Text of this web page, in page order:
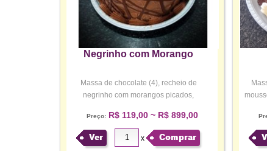
Negrinho com Morango
Massa de chocolate (4), recheio de
negrinho com morangos picados,
Preço:R$ 119,00 ~ R$ 899,00
Ver x Comprar